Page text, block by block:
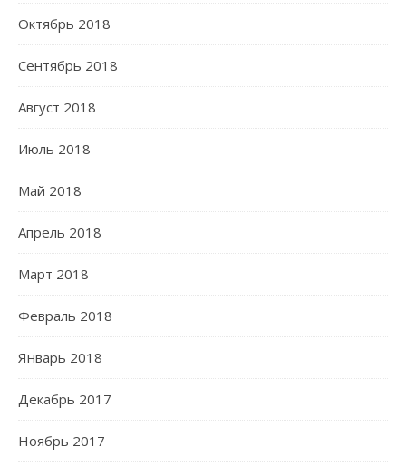
Октябрь 2018
Сентябрь 2018
Август 2018
Июль 2018
Май 2018
Апрель 2018
Март 2018
Февраль 2018
Январь 2018
Декабрь 2017
Ноябрь 2017